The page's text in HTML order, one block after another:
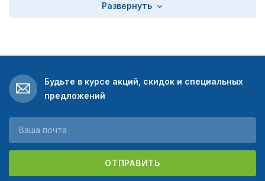
Развернуть
Будьте в курсе акций, скидок и специальных
предложений
ОТПРАВИТЬ